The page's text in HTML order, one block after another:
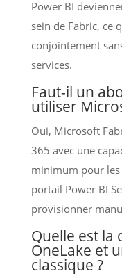
Power BI
sein de Fabric, ce
conjointement
services.
Faut-il un
utiliser
Oui, Microsoft
365 avec une
minimum pour les
portail Power BI
provisionner
Quelle est la
OneLake et
classique ?